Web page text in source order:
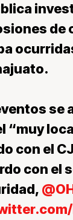
de
se
“muy
con el
con el